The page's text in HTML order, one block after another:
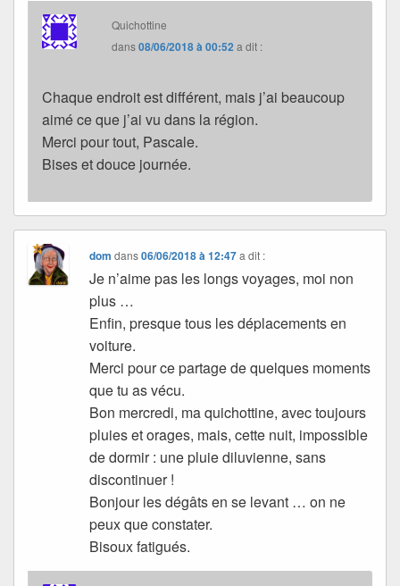
Quichottine
dans08/06/2018 à 00:52 a dit :
Chaque endroit est différent, mais j’ai beaucoup
aimé ce que j’ai vu dans la région.
Merci pour tout, Pascale.
Bises et douce journée.
dom dans06/06/2018 à 12:47 a dit :
Je n’aime pas les longs voyages, moi non
plus …
Enfin, presque tous les déplacements en
voiture.
Merci pour ce partage de quelques moments
que tu as vécu.
Bon mercredi, ma quichottine, avec toujours
pluies et orages, mais, cette nuit, impossible
de dormir : une pluie diluvienne, sans
discontinuer !
Bonjour les dégâts en se levant … on ne
peux que constater.
Bisoux fatigués.